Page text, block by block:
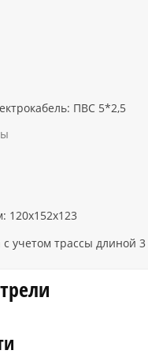
ПВС 5*2,5
120х152х123
учетом трассы длиной